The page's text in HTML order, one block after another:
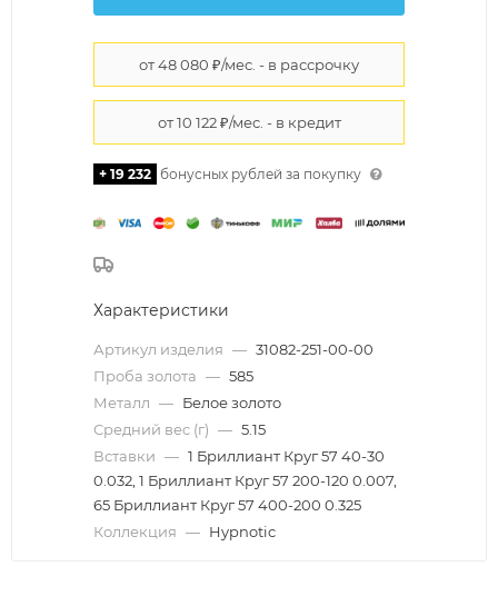
+ 19 232 бонусных рублей за покупку
Характеристики
Артикул изделия — 31082-251-00-00
Проба золота — 585
Металл — Белое золото
Средний вес (г) — 5.15
Вставки — 1 Бриллиант Круг 57 40-30
0.032, 1 Бриллиант Круг 57 200-120 0.007,
65 Бриллиант Круг 57 400-200 0.325
Коллекция — Hypnotic